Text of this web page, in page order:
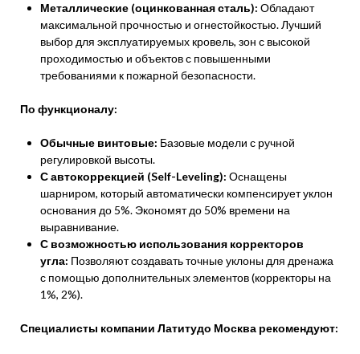
Металлические (оцинкованная сталь): Обладают
максимальной прочностью и огнестойкостью. Лучший
выбор для эксплуатируемых кровель, зон с высокой
проходимостью и объектов с повышенными
требованиями к пожарной безопасности.
По функционалу:
Обычные винтовые: Базовые модели с ручной
регулировкой высоты.
С автокоррекцией (Self-Leveling): Оснащены
шарниром, который автоматически компенсирует уклон
основания до 5%. Экономят до 50% времени на
выравнивание.
С возможностью использования корректоров
угла: Позволяют создавать точные уклоны для дренажа
с помощью дополнительных элементов (корректоры на
1%, 2%).
Специалисты компании Латитудо Москва рекомендуют: